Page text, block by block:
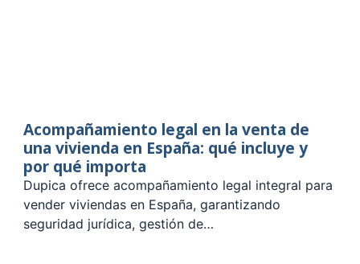
Acompañamiento legal en la venta de
una vivienda en España: qué incluye y
por qué importa
Dupica ofrece acompañamiento legal integral para
vender viviendas en España, garantizando
seguridad jurídica, gestión de…